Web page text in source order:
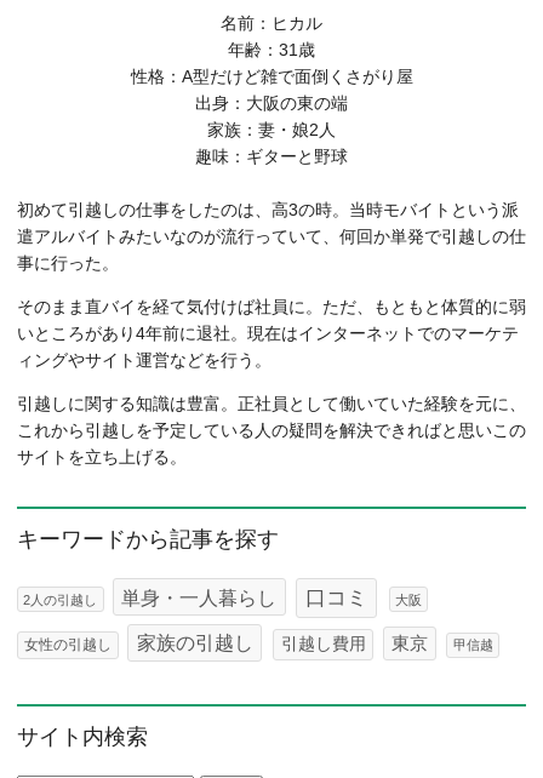
名前：ヒカル
年齢：31歳
性格：A型だけど雑で面倒くさがり屋
出身：大阪の東の端
家族：妻・娘2人
趣味：ギターと野球
初めて引越しの仕事をしたのは、高3の時。当時モバイトという派
遣アルバイトみたいなのが流行っていて、何回か単発で引越しの仕
事に行った。
そのまま直バイを経て気付けば社員に。ただ、もともと体質的に弱
いところがあり4年前に退社。現在はインターネットでのマーケテ
ィングやサイト運営などを行う。
引越しに関する知識は豊富。正社員として働いていた経験を元に、
これから引越しを予定している人の疑問を解決できればと思いこの
サイトを立ち上げる。
キーワードから記事を探す
2人の引越し 単身・一人暮らし 口コミ 大阪
女性の引越し 家族の引越し 引越し費用 東京 甲信越
サイト内検索